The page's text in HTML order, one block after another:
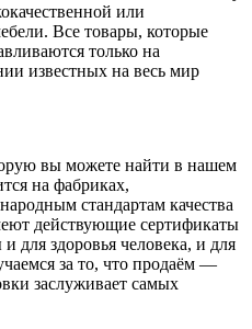
или
Все товары, которые
только на
известных на весь мир
вы можете найти в нашем
на фабриках,
стандартам качества
действующие сертификаты
для здоровья человека, и для
за то, что продаём —
заслуживает самых